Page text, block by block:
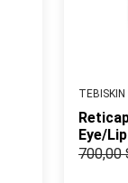
TEBISKIN
Eye/Lip
700,00